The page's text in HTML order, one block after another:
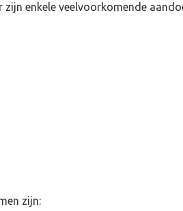
enkele veelvoorkomende
zijn: